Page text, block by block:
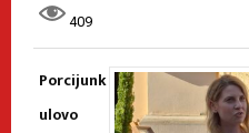
409
Porcijunk
ulovo